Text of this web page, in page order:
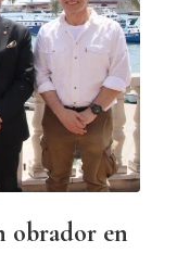
obrador en